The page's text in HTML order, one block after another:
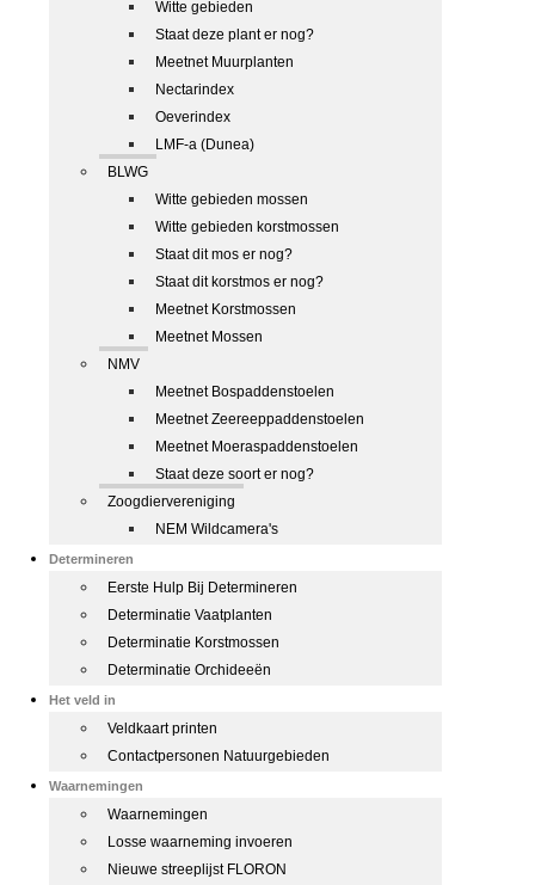
Witte gebieden
Staat deze plant er nog?
Meetnet Muurplanten
Nectarindex
Oeverindex
LMF-a (Dunea)
BLWG
Witte gebieden mossen
Witte gebieden korstmossen
Staat dit mos er nog?
Staat dit korstmos er nog?
Meetnet Korstmossen
Meetnet Mossen
NMV
Meetnet Bospaddenstoelen
Meetnet Zeereeppaddenstoelen
Meetnet Moeraspaddenstoelen
Staat deze soort er nog?
Zoogdiervereniging
NEM Wildcamera's
Determineren
Eerste Hulp Bij Determineren
Determinatie Vaatplanten
Determinatie Korstmossen
Determinatie Orchideeën
Het veld in
Veldkaart printen
Contactpersonen Natuurgebieden
Waarnemingen
Waarnemingen
Losse waarneming invoeren
Nieuwe streeplijst FLORON